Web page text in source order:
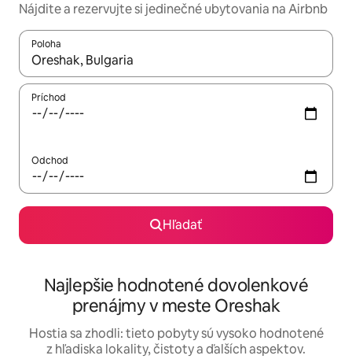
Nájdite a rezervujte si jedinečné ubytovania na Airbnb
Poloha
Keď budú výsledky k dispozícii, môžete si ich prechádzať
Príchod
Odchod
Hľadať
Najlepšie hodnotené dovolenkové
prenájmy v meste Oreshak
Hostia sa zhodli: tieto pobyty sú vysoko hodnotené
z hľadiska lokality, čistoty a ďalších aspektov.